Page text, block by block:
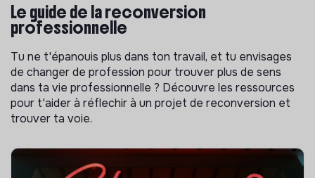
Le guide de la reconversion
professionnelle
Tu ne t'épanouis plus dans ton travail, et tu envisages
de changer de profession pour trouver plus de sens
dans ta vie professionnelle ? Découvre les ressources
pour t'aider à réflechir à un projet de reconversion et
trouver ta voie.